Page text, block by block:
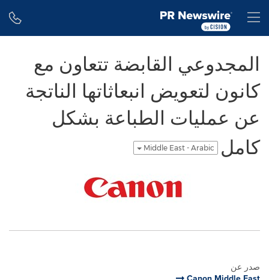
المجدوعي القابضة تتعاون مع
كانون لتعويض انبعاثاتها الناتجة
عن عمليات الطباعة بشكل
كامل
Middle East - Arabic
صدر عن